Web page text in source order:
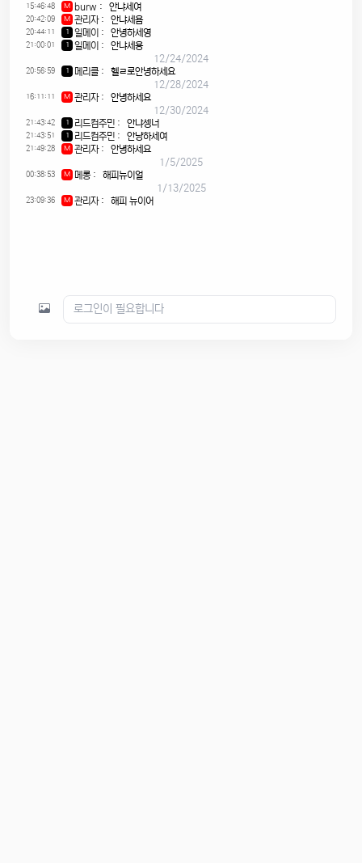
15:46:48 M burw : 안냐세여
20:42:09 M 관리자: 안냐세욤
20:44:11 1 일메이 : 안녕하세영
21:00:01 1 일메이 :
안냐세용
12/24/2024
20:56:59 1 메리클:
헬ㄹ로안녕하세요
12/28/2024
16:11:11 M 관리자:
안녕하세요
12/30/2024
21:43:42 1 리드컴주민 : 안냐셍너
21:43:51 1 리드컴주민 : 안냥하세여
21:49:28 M 관리자:
안녕하세요
1/5/2025
00:38:53 M 메롱:
해피뉴이얼
1/13/2025
23:09:36 M 관리자: 해피 뉴이어